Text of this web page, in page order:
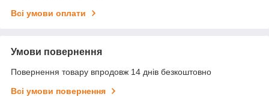
Всі умови оплати
Умови повернення
Повернення товару впродовж 14 днів безкоштовно
Всі умови повернення